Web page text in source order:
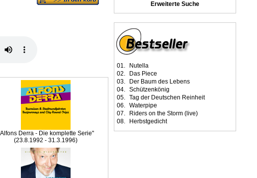
Derra - Die komplette Serie"
(23.8.1992 - 31.3.1996)
Erweiterte Suche
01.
Nutella
02.
Das Piece
03.
Der Baum des Lebens
04. Schützenkönig
05. Tag der Deutschen Reinheit
06. Waterpipe
07.
Riders on the Storm (live)
08.
Herbstgedicht